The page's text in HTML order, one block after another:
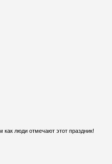
люди отмечают этот праздник!